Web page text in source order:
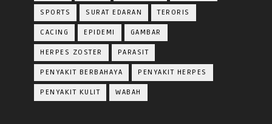
SPORTS SURAT EDARAN TERORIS
CACING EPIDEMI GAMBAR
HERPES ZOSTER PARASIT
PENYAKIT BERBAHAYA PENYAKIT HERPES
PENYAKIT KULIT WABAH